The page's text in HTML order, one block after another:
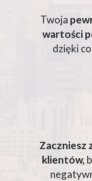
Twoja
wartości
dzięki
Zaczniesz
klientów,